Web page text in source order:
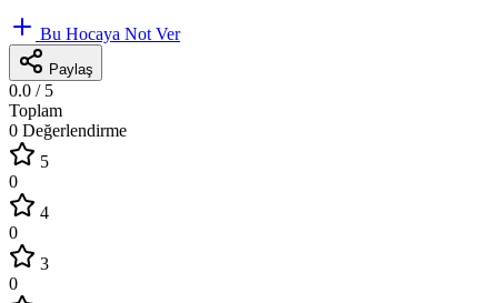
Bu Hocaya Not Ver
Paylaş
0.0 / 5
Toplam
0 Değerlendirme
5
0
4
0
3
0